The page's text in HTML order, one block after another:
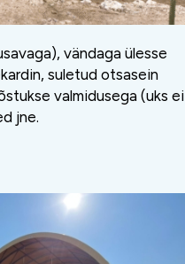
vändaga ülesse
suletud otsasein
valmidusega (uks ei
jne.